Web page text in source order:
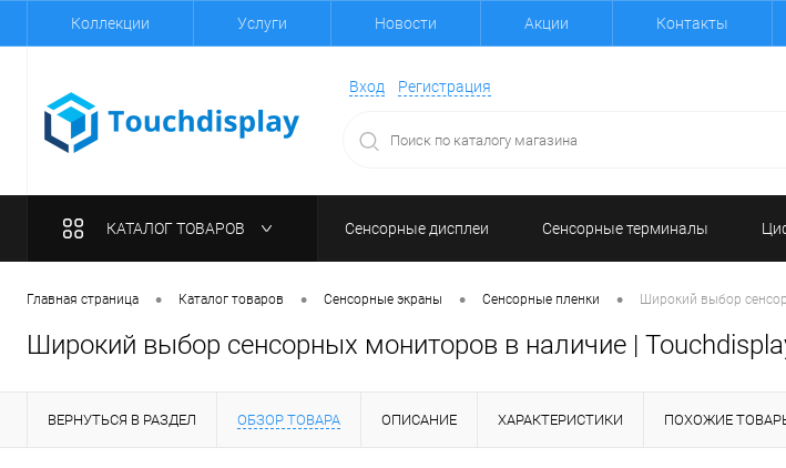
Коллекции Услуги Новости Акции Контакты
Вход Регистрация
КАТАЛОГ ТОВАРОВ Сенсорные дисплеи Сенсорные терминалы
Главная страница • Каталог товаров • Сенсорные экраны • Сенсорные пленки • Широкий выбор
Широкий выбор сенсорных мониторов в наличие |
ВЕРНУТЬСЯ В РАЗДЕЛ ОБЗОР ТОВАРА ОПИСАНИЕ ХАРАКТЕРИСТИКИ ПОХОЖИЕ